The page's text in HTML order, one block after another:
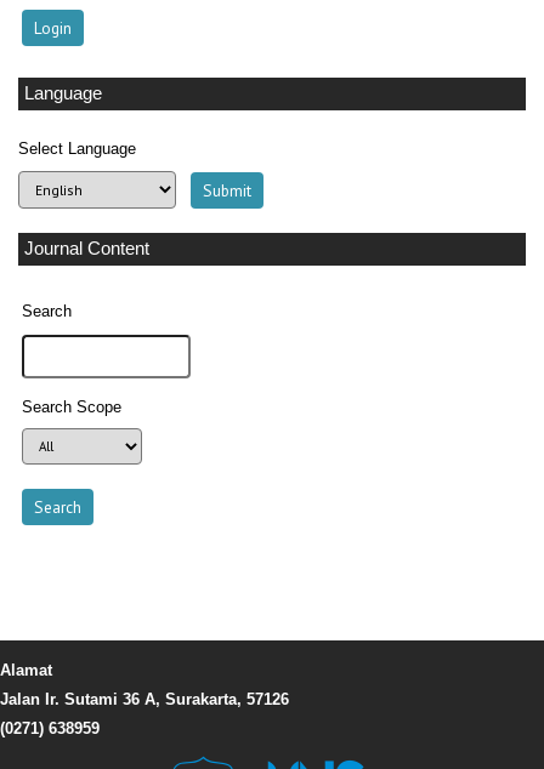
Language
Select Language
Journal Content
Search
Search Scope
Alamat
Jalan Ir. Sutami 36 A, Surakarta, 57126
(0271) 638959